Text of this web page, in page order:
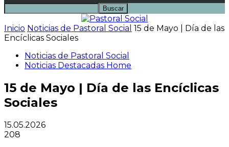
Inicio Noticias de Pastoral Social 15 de Mayo | Día de las
Encíclicas Sociales
Noticias de Pastoral Social
Noticias Destacadas Home
15 de Mayo | Día de las Encíclicas
Sociales
15.05.2026
208